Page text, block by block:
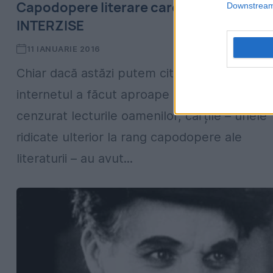
Capodopere literare care au fost iniţial
INTERZISE
11 IANUARIE 2016
Chiar dacă astăzi putem citi orice, oriunde iar
internetul a făcut aproape imposibil de
cenzurat lecturile oamenilor, cărțile – unele
ridicate ulterior la rang capodopere ale
literaturii – au avut...